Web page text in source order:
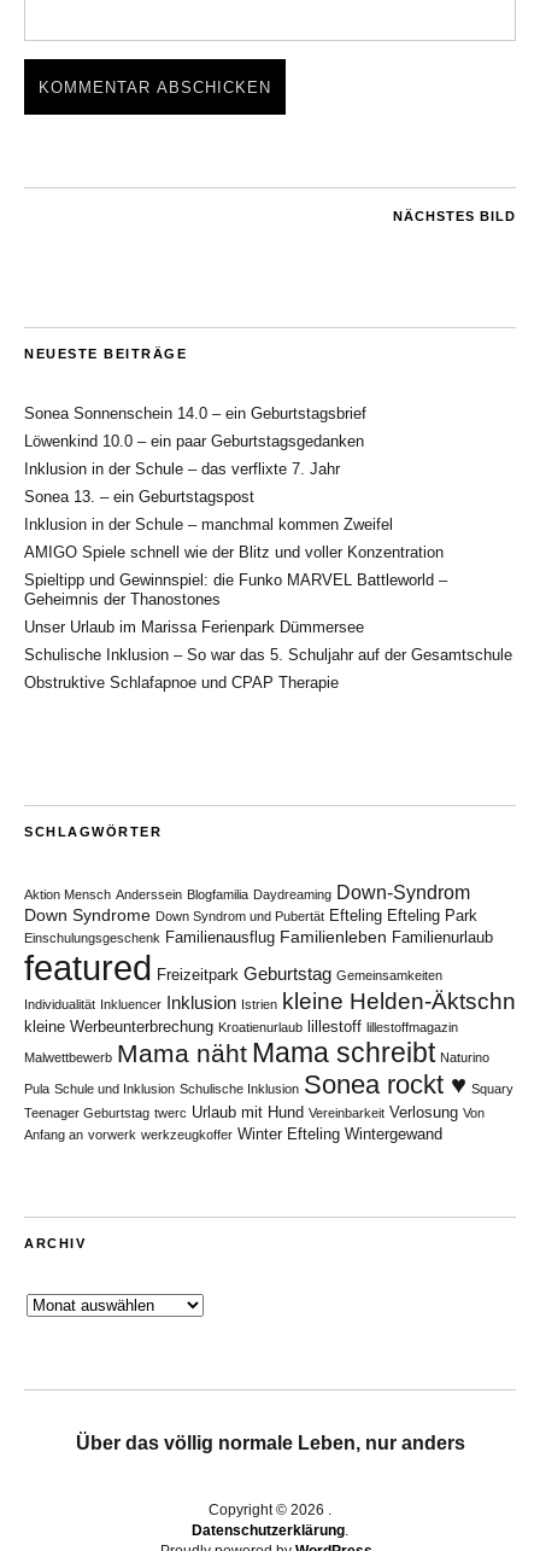
NÄCHSTES BILD
NEUESTE BEITRÄGE
Sonea Sonnenschein 14.0 – ein Geburtstagsbrief
Löwenkind 10.0 – ein paar Geburtstagsgedanken
Inklusion in der Schule – das verflixte 7. Jahr
Sonea 13. – ein Geburtstagspost
Inklusion in der Schule – manchmal kommen Zweifel
AMIGO Spiele schnell wie der Blitz und voller Konzentration
Spieltipp und Gewinnspiel: die Funko MARVEL Battleworld –
Geheimnis der Thanostones
Unser Urlaub im Marissa Ferienpark Dümmersee
Schulische Inklusion – So war das 5. Schuljahr auf der Gesamtschule
Obstruktive Schlafapnoe und CPAP Therapie
SCHLAGWÖRTER
Aktion Mensch Anderssein Blogfamilia Daydreaming Down-Syndrom
Down Syndrome Down Syndrom und Pubertät Efteling Efteling Park
Einschulungsgeschenk Familienausflug Familienleben Familienurlaub
featured Freizeitpark Geburtstag Gemeinsamkeiten
Individualität Inkluencer Inklusion Istrien kleine Helden-Äktschn
kleine Werbeunterbrechung Kroatienurlaub lillestoff lillestoffmagazin
Malwettbewerb Mama näht Mama schreibt Naturino
Pula Schule und Inklusion Schulische Inklusion Sonea rockt ♥ Squary
Teenager Geburtstag twerc Urlaub mit Hund Vereinbarkeit Verlosung Von
Anfang an vorwerk werkzeugkoffer Winter Efteling Wintergewand
ARCHIV
Archiv
Über das völlig normale Leben, nur anders
Copyright © 2026
Datenschutzerklärung